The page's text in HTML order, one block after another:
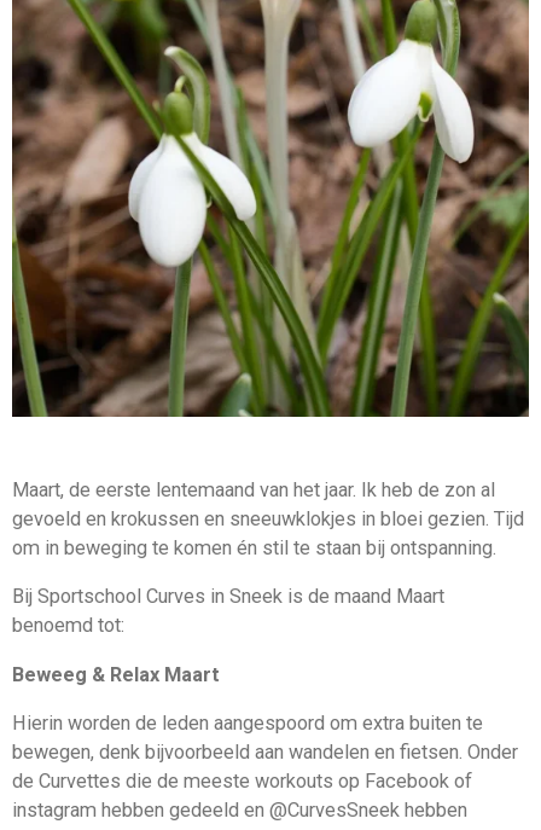
Maart, de eerste lentemaand van het jaar. Ik heb de zon al
gevoeld en krokussen en sneeuwklokjes in bloei gezien. Tijd
om in beweging te komen én stil te staan bij ontspanning.
Bij Sportschool Curves in Sneek is de maand Maart
benoemd tot:
Beweeg & Relax Maart
Hierin worden de leden aangespoord om extra buiten te
bewegen, denk bijvoorbeeld aan wandelen en fietsen. Onder
de Curvettes die de meeste workouts op Facebook of
instagram hebben gedeeld en @CurvesSneek hebben